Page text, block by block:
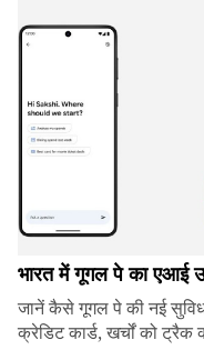
भारत में गूगल पे का एआई
जानें कैसे गूगल पे की नई
क्रेडिट कार्ड, खर्चों को ट्रैक